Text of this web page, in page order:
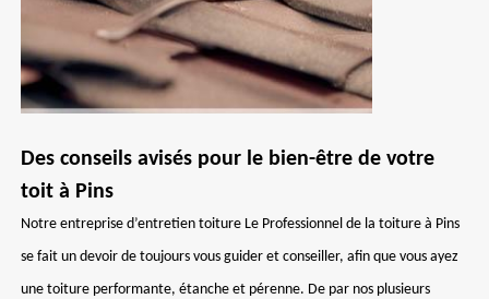
Des conseils avisés pour le bien-être de votre
toit à Pins
Notre entreprise d’entretien toiture Le Professionnel de la toiture à Pins
se fait un devoir de toujours vous guider et conseiller, afin que vous ayez
une toiture performante, étanche et pérenne. De par nos plusieurs